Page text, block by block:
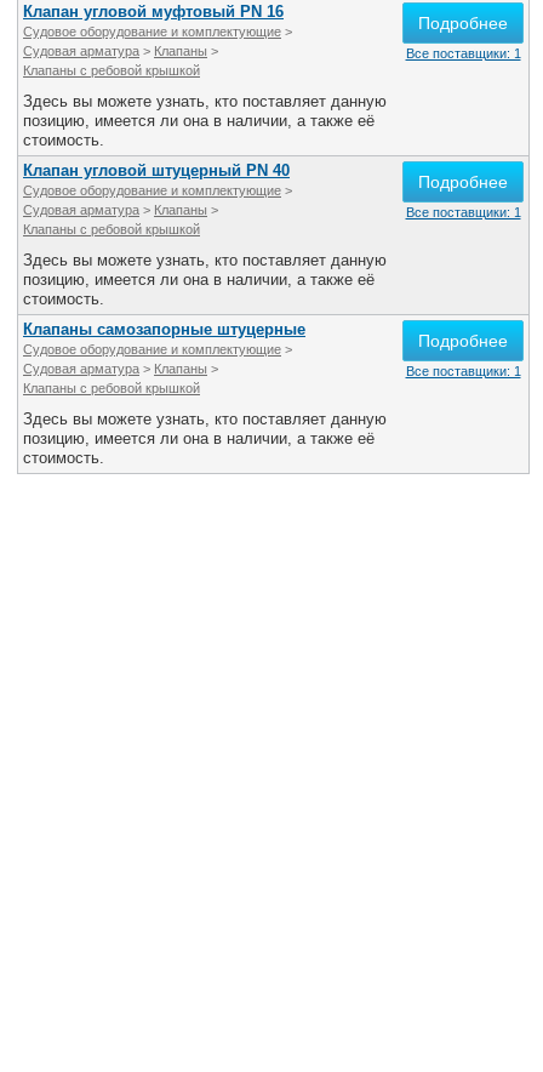
Клапан угловой муфтовый PN 16
Судовое оборудование и комплектующие >
Судовая арматура > Клапаны >
Клапаны с ребовой крышкой
Здесь вы можете узнать, кто поставляет данную
позицию, имеется ли она в наличии, а также её
стоимость.
Подробнее
Все поставщики: 1
Клапан угловой штуцерный PN 40
Судовое оборудование и комплектующие >
Судовая арматура > Клапаны >
Клапаны с ребовой крышкой
Здесь вы можете узнать, кто поставляет данную
позицию, имеется ли она в наличии, а также её
стоимость.
Подробнее
Все поставщики: 1
Клапаны самозапорные штуцерные
Судовое оборудование и комплектующие >
Судовая арматура > Клапаны >
Клапаны с ребовой крышкой
Здесь вы можете узнать, кто поставляет данную
позицию, имеется ли она в наличии, а также её
стоимость.
Подробнее
Все поставщики: 1